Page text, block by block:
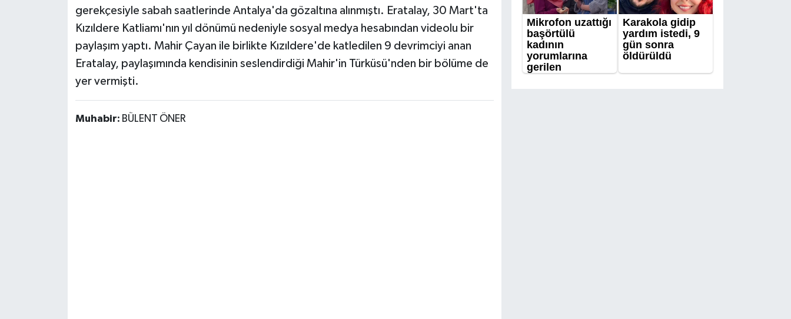
gerekçesiyle sabah saatlerinde Antalya'da gözaltına alınmıştı. Eratalay, 30 Mart'ta
Kızıldere Katliamı'nın yıl dönümü nedeniyle sosyal medya hesabından videolu bir
paylaşım yaptı. Mahir Çayan ile birlikte Kızıldere'de katledilen 9 devrimciyi anan
Eratalay, paylaşımında kendisinin seslendirdiği Mahir'in Türküsü'nden bir bölüme de
yer vermişti.
Muhabir: BÜLENT ÖNER